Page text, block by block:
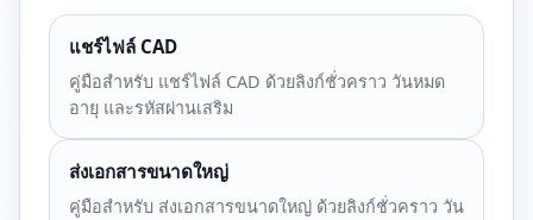
แชร์ไฟล์ CAD
คู่มือสำหรับ แชร์ไฟล์ CAD ด้วยลิงก์ชั่วคราว วันหมด
อายุ และรหัสผ่านเสริม
ส่งเอกสารขนาดใหญ่
คู่มือสำหรับ ส่งเอกสารขนาดใหญ่ ด้วยลิงก์ชั่วคราว วัน